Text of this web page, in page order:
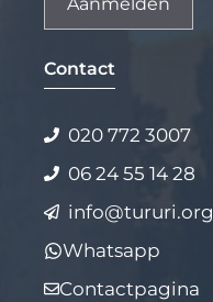
Alternative:
Contact
020 772 3007
06 24 55 14 28
info@tururi.org
Whatsapp
Contactpagina